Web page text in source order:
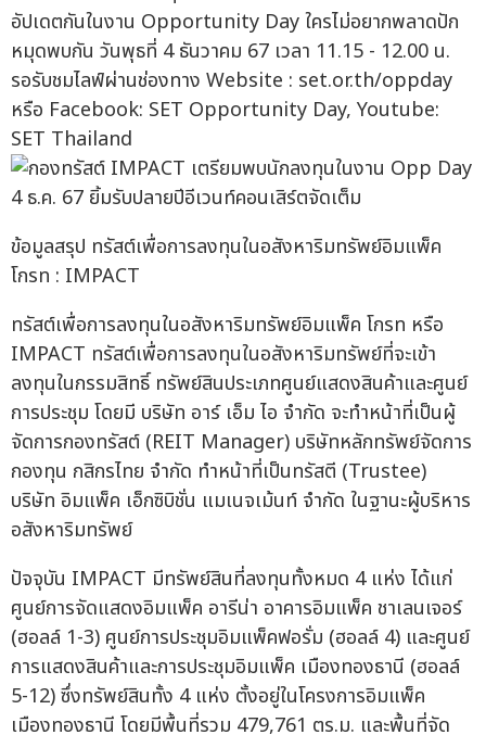
อัปเดตกันในงาน Opportunity Day ใครไม่อยากพลาดปัก
หมุดพบกัน วันพุธที่ 4 ธันวาคม 67 เวลา 11.15 - 12.00 น.
รอรับชมไลฟ์ผ่านช่องทาง Website : set.or.th/oppday
หรือ Facebook: SET Opportunity Day, Youtube:
SET Thailand
ข้อมูลสรุป ทรัสต์เพื่อการลงทุนในอสังหาริมทรัพย์อิมแพ็ค
โกรท : IMPACT
ทรัสต์เพื่อการลงทุนในอสังหาริมทรัพย์อิมแพ็ค โกรท หรือ
IMPACT ทรัสต์เพื่อการลงทุนในอสังหาริมทรัพย์ที่จะเข้า
ลงทุนในกรรมสิทธิ์ ทรัพย์สินประเภทศูนย์แสดงสินค้าและศูนย์
การประชุม โดยมี บริษัท อาร์ เอ็ม ไอ จำกัด จะทำหน้าที่เป็นผู้
จัดการกองทรัสต์ (REIT Manager) บริษัทหลักทรัพย์จัดการ
กองทุน กสิกรไทย จำกัด ทำหน้าที่เป็นทรัสตี (Trustee)
บริษัท อิมแพ็ค เอ็กซิบิชั่น แมเนจเม้นท์ จำกัด ในฐานะผู้บริหาร
อสังหาริมทรัพย์
ปัจจุบัน IMPACT มีทรัพย์สินที่ลงทุนทั้งหมด 4 แห่ง ได้แก่
ศูนย์การจัดแสดงอิมแพ็ค อารีน่า อาคารอิมแพ็ค ชาเลนเจอร์
(ฮอลล์ 1-3) ศูนย์การประชุมอิมแพ็คฟอรั่ม (ฮอลล์ 4) และศูนย์
การแสดงสินค้าและการประชุมอิมแพ็ค เมืองทองธานี (ฮอลล์
5-12) ซึ่งทรัพย์สินทั้ง 4 แห่ง ตั้งอยู่ในโครงการอิมแพ็ค
เมืองทองธานี โดยมีพื้นที่รวม 479,761 ตร.ม. และพื้นที่จัด